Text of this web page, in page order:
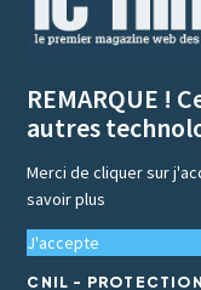
REMARQUE !
autres
Merci de cliquer sur
savoir plus
J'accepte
CNIL -